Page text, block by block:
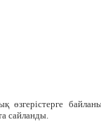
сайланды.